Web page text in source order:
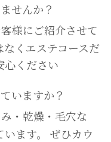
せんか？
様にご紹介させて
くエステコースだ
心ください
いますか？
・乾燥・毛穴な
ます。 ぜひカウ